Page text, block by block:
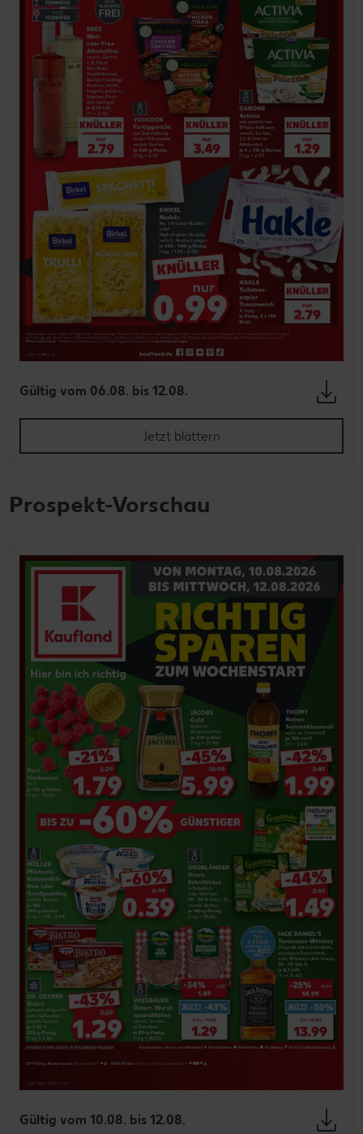
Gültig vom 06.08. bis 12.08.
Jetzt blättern
Prospekt-Vorschau
Gültig vom 10.08. bis 12.08.